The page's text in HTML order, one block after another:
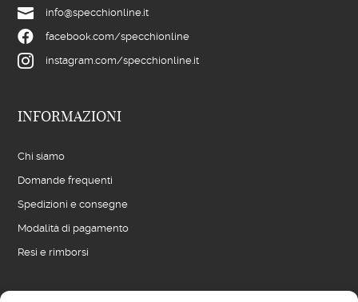
 info@specchionline.it
 facebook.com/specchionline
 instagram.com/specchionline.it
INFORMAZIONI
Chi siamo
Domande frequenti
Spedizioni e consegne
Modalità di pagamento
Resi e rimborsi